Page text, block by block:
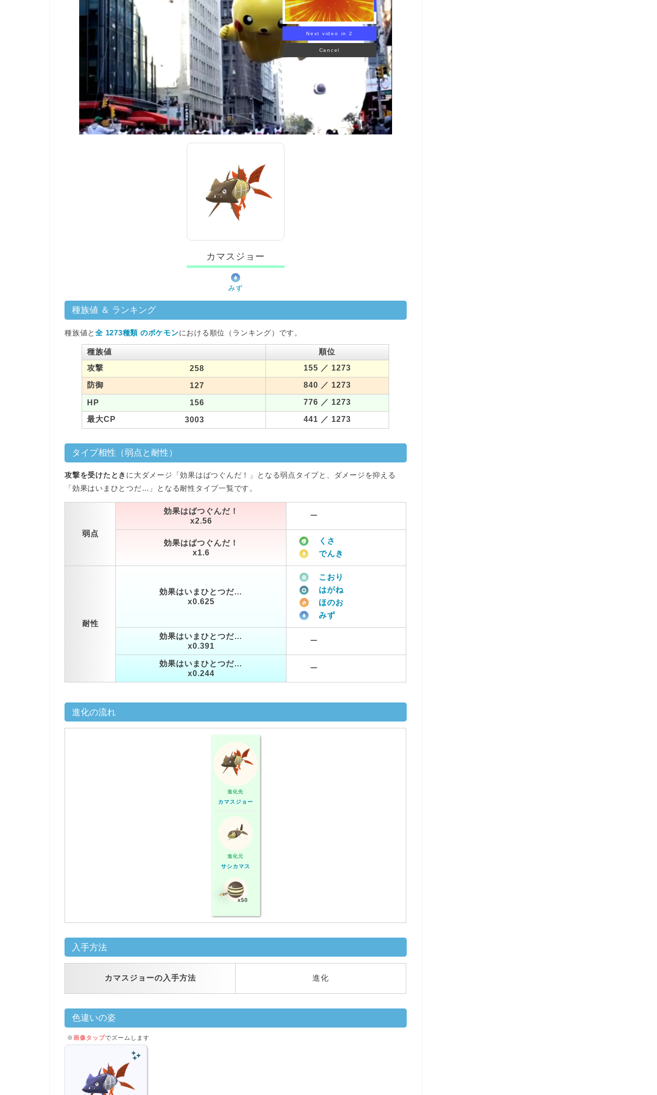
Next video in 1
Cancel
カマスジョー
みず
種族値 ＆ ランキング
種族値と全 1273種類 のポケモンにおける順位（ランキング）です。
種族値
順位
攻撃
258 155 ／ 1273
防御 127 840 ／ 1273
HP 156 776 ／ 1273
最大CP 3003 441 ／ 1273
タイプ相性（弱点と耐性）
攻撃を受けたとき に大ダメージ「効果はばつぐんだ！」となる弱点タイプと、ダメージを抑える
「効果はいまひとつだ…」となる耐性タイプ一覧です。
弱点
効果はばつぐんだ！
x2.56
ー
効果はばつぐんだ！
x1.6
くさ
でんき
耐性
効果はいまひとつだ…
x0.625
こおり
はがね
ほのお
みず
効果はいまひとつだ…
x0.391
ー
効果はいまひとつだ…
x0.244
ー
進化の流れ
進化先
カマスジョー
進化元
サシカマス
x50
入手方法
カマスジョーの入手方法 進化
色違いの姿
※画像タップでズームします